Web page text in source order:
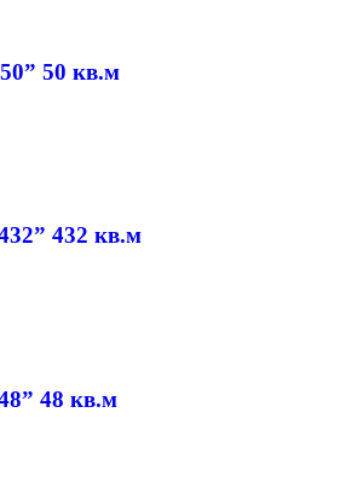
50 кв.м
432 кв.м
48 кв.м